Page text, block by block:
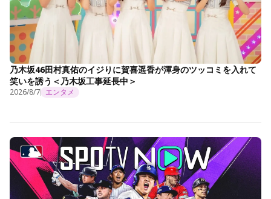
乃木坂46田村真佑のイジりに賀喜遥香が渾身のツッコミを入れて
笑いを誘う＜乃木坂工事延長中＞
2026/8/7 エンタメ